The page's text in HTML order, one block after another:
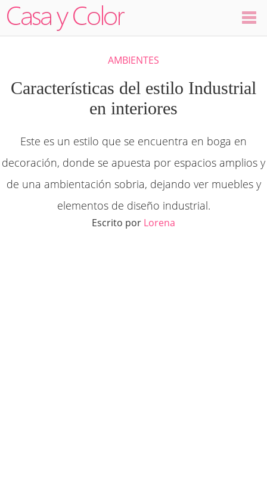
Decoración
Ambientes
Dormitorios
Cocinas
AMBIENTES
Características del estilo Industrial
en interiores
Este es un estilo que se encuentra en boga en
decoración, donde se apuesta por espacios amplios y
de una ambientación sobria, dejando ver muebles y
elementos de diseño industrial.
Escrito por Lorena